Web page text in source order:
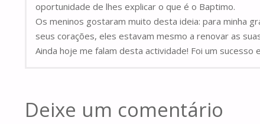
oportunidade de lhes explicar o que é o Baptimo.
Os meninos gostaram muito desta ideia: para minha
seus corações, eles estavam mesmo a renovar as
Ainda hoje me falam desta actividade! Foi um sucesso
Deixe um comentário